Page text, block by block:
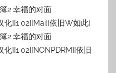
2 幸福的对面
化][1.02][Mai][依旧W如此]
2 幸福的对面
化][1.02][NONPDRM][依旧